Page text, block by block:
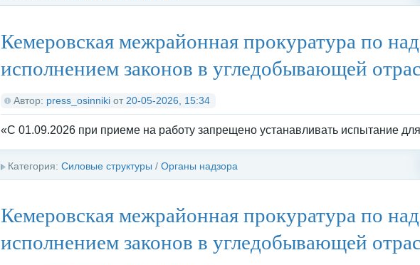
Кемеровская межрайонная прокуратура по
исполнением законов в угледобывающей
Автор: press_osinniki от 20-05-2026, 15:34
«С 01.09.2026 при приеме на работу запрещено устанавливать испытание
Категория: Силовые структуры / Органы надзора
Кемеровская межрайонная прокуратура по
исполнением законов в угледобывающей